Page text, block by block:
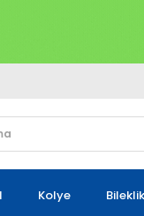
Kolye Bileklik